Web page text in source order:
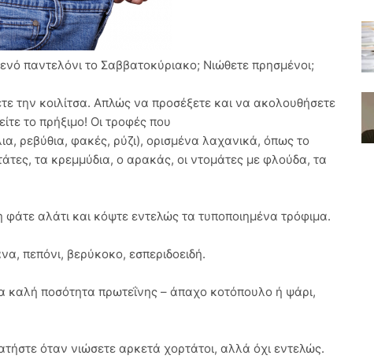
παντελόνι το Σαββατοκύριακο; Νιώθετε πρησμένοι;
την κοιλίτσα. Απλώς να προσέξετε και να ακολουθήσετε
το πρήξιμο! Οι τροφές που
ρεβύθια, φακές, ρύζι), ορισμένα λαχανικά, όπως το
τα κρεμμύδια, ο αρακάς, οι ντομάτες με φλούδα, τα
αλάτι και κόψτε εντελώς τα τυποποιημένα τρόφιμα.
πεπόνι, βερύκοκο, εσπεριδοειδή.
καλή ποσότητα πρωτεΐνης – άπαχο κοτόπουλο ή ψάρι,
όταν νιώσετε αρκετά χορτάτοι, αλλά όχι εντελώς.